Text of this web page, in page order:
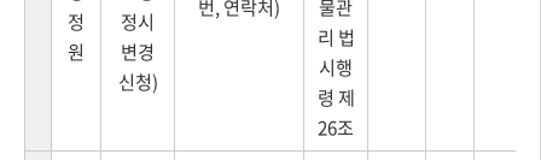
정
원
정시
변경
신청)
번, 연락처)
물관
리 법
시행
령 제
26조